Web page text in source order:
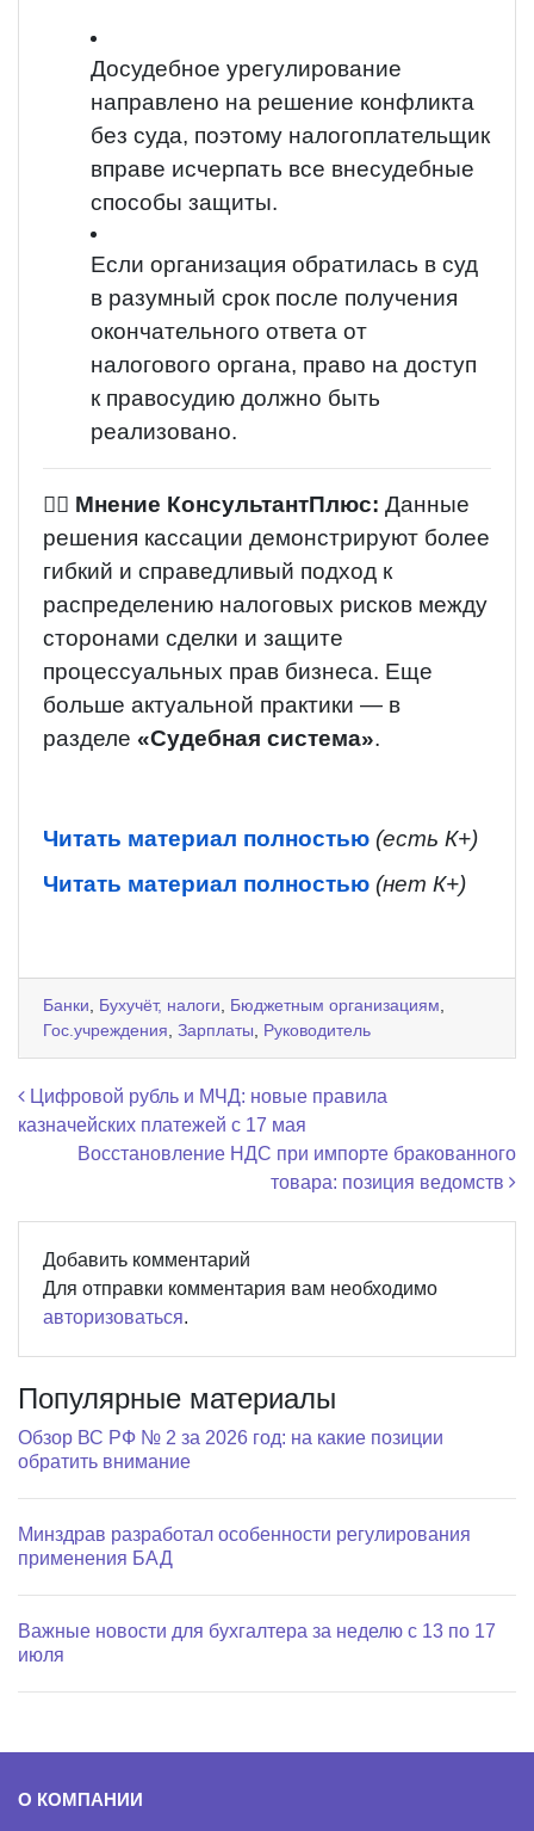
Досудебное урегулирование
направлено на решение конфликта
без суда, поэтому налогоплательщик
вправе исчерпать все внесудебные
способы защиты.
Если организация обратилась в суд
в разумный срок после получения
окончательного ответа от
налогового органа, право на доступ
к правосудию должно быть
реализовано.
👨‍⚖️ Мнение КонсультантПлюс: Данные
решения кассации демонстрируют более
гибкий и справедливый подход к
распределению налоговых рисков между
сторонами сделки и защите
процессуальных прав бизнеса. Еще
больше актуальной практики — в
разделе «Судебная система».
Читать материал полностью (есть К+)
Читать материал полностью (нет К+)
Банки Бухучёт, налоги Бюджетным организациям
Гос.учреждения Зарплаты Руководитель
Навигация по записям
Цифровой рубль и МЧД: новые правила
казначейских платежей с 17 мая
Восстановление НДС при импорте бракованного
товара: позиция ведомств
Добавить комментарий
Для отправки комментария вам необходимо
авторизоваться.
Популярные материалы
Обзор ВС РФ № 2 за 2026 год: на какие позиции
обратить внимание
Минздрав разработал особенности регулирования
применения БАД
Важные новости для бухгалтера за неделю с 13 по 17
июля
О КОМПАНИИ